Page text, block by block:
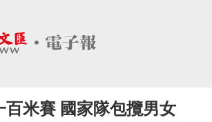
百米賽 國家隊包攬男女